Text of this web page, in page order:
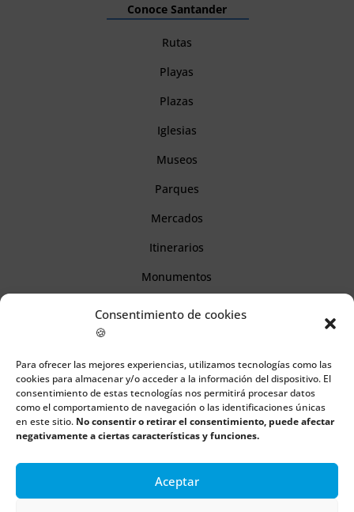
Consentimiento de cookies
🍪
Para ofrecer las mejores experiencias, utilizamos tecnologías como las
cookies para almacenar y/o acceder a la información del dispositivo. El
consentimiento de estas tecnologías nos permitirá procesar datos
como el comportamiento de navegación o las identificaciones únicas
en este sitio. No consentir o retirar el consentimiento, puede afectar
negativamente a ciertas características y funciones.
Aceptar
Conoce Santander
Rutas
Playas
Plazas
Iglesias
Museos
Parques
Mercados
Itinerarios
Monumentos
Información
Aviso legal
Política de cookies
Política de privacidad